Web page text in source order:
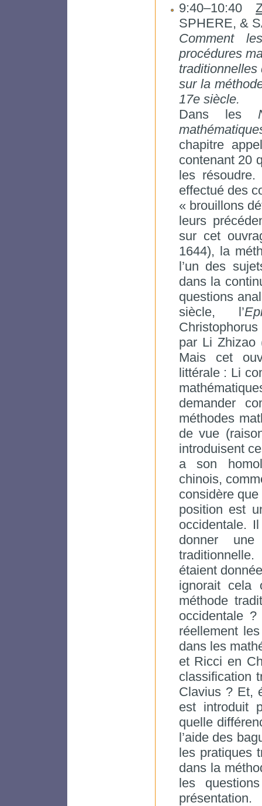
9:40–10:40
SPHERE, &
Comment
procédures
traditionnelles
sur la
17e siècle.
Dans les
chapitre
contenant 20
les
effectué des
« brouillons
leurs
sur cet
1644), la
l’un des
dans la
questions
siècle, l’
par Li Zhizao
Mais cet
littérale : Li
demander
méthodes
de vue
introduisent
a son
chinois,
considère
position est
occidentale.
donner
étaient
ignorait cela
méthode
occidentale
réellement
dans les
et Ricci en
classification
Clavius ? Et,
est introduit
quelle
l’aide des
les pratiques
dans la
les
présentation.